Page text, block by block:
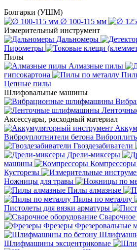
Болгарки (УШМ)
∅ 100-115 мм
Измерительный инструмент
Дальномеры
Пирометры
Пилы
Алмазные пилы
гипсокартона
Цепные пилы
Шлифовальные машины
Аксессуары, расходный материал
Виброуплотнители бетона
Гвоздезабиватели
Дрели-миксеры
машины
Компрессоры
Кусторезы
Ножницы для травы
Пилы алмазные
Пилы по металлу
Пистолеты для вязки арматуры
Сварочное
Фрезеры Фрезеровальные
Шлифмашины эксцентриковые